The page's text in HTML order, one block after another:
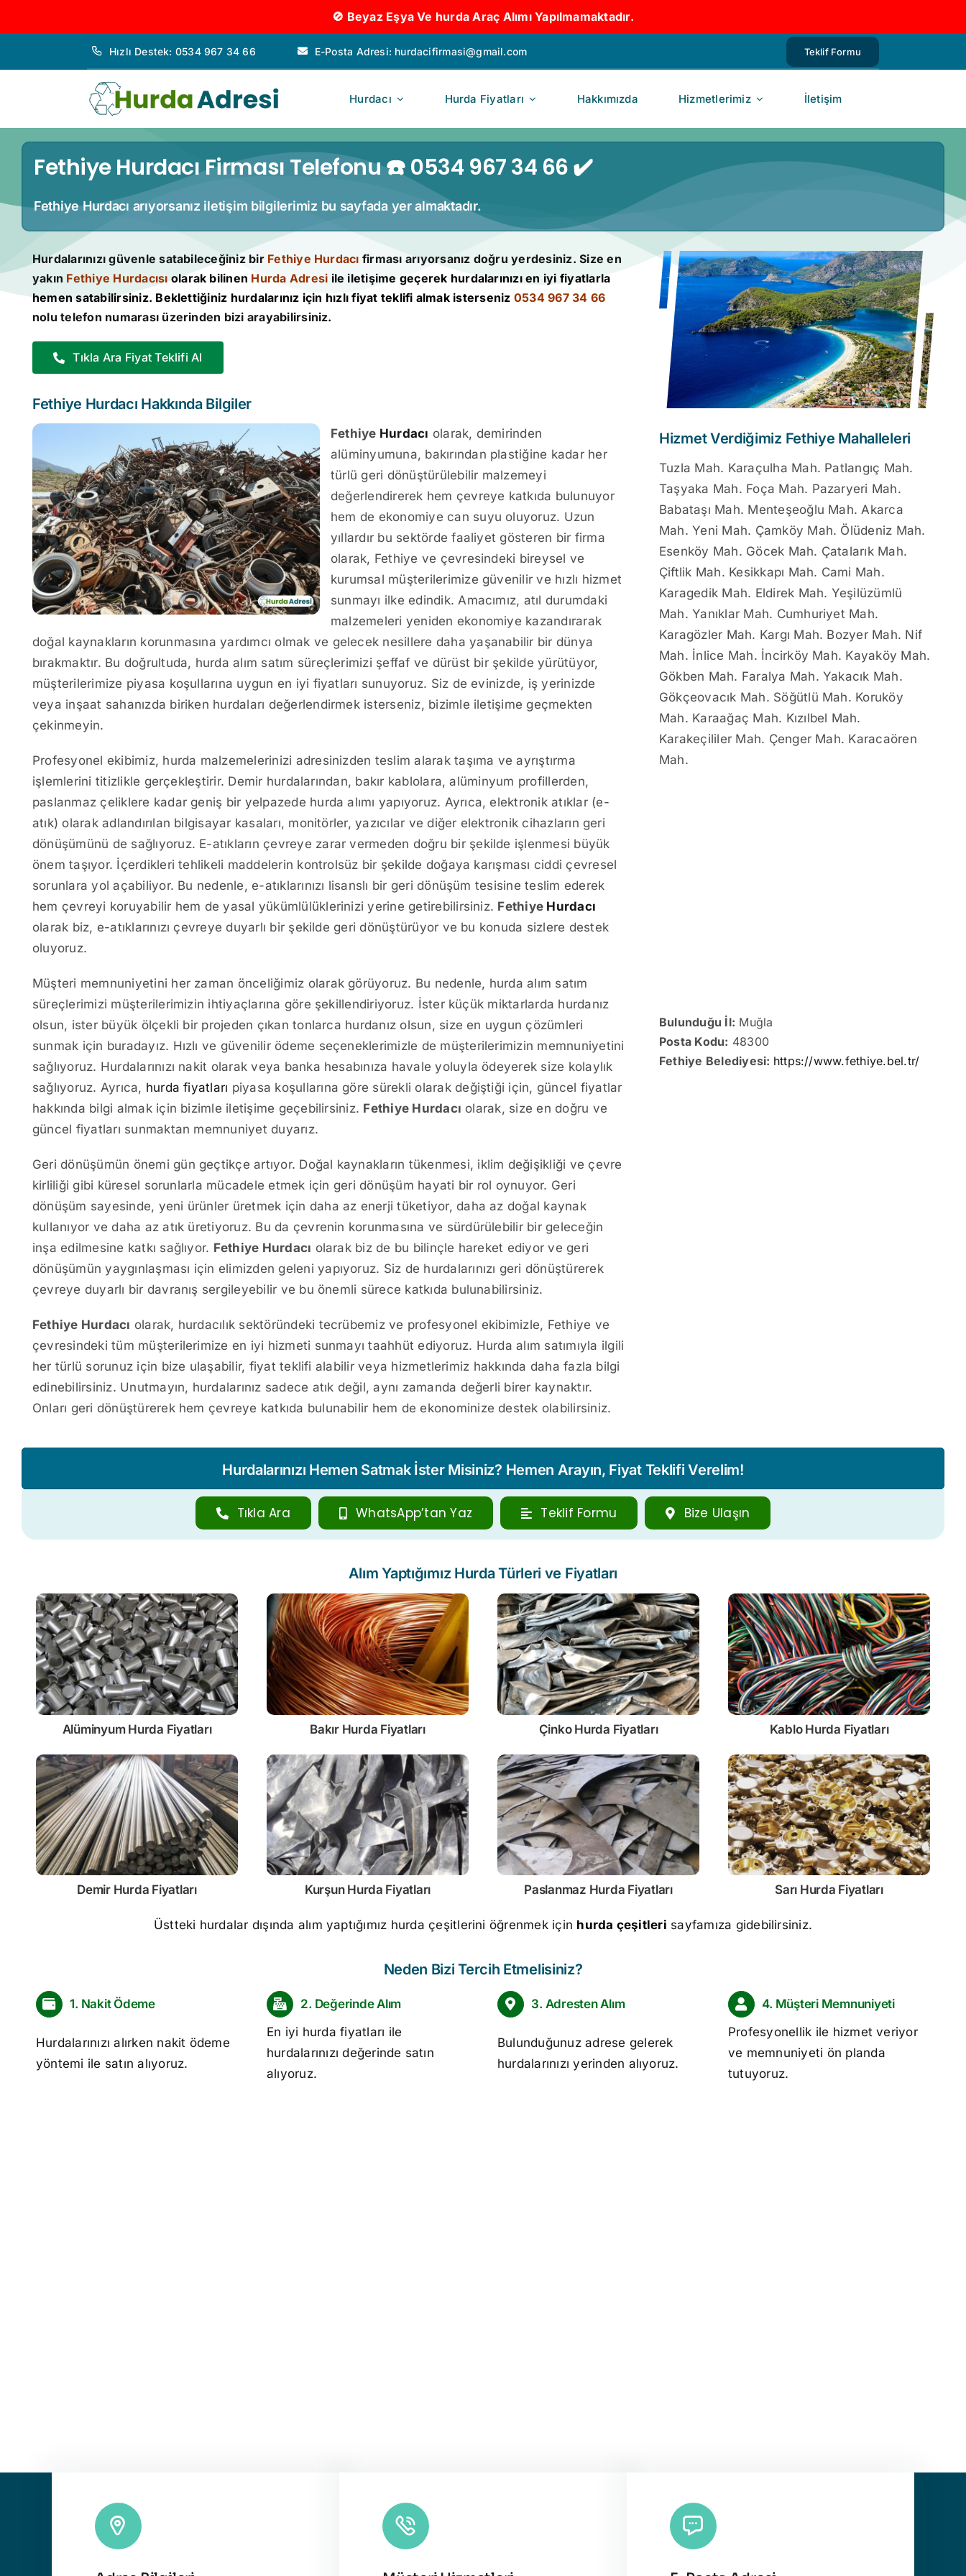
🚫 Beyaz Eşya Ve hurda Araç Alımı Yapılmamaktadır.
Hızlı Destek: 0534 967 34 66 E-Posta Adresi: hurdacifirmasi@gmail.com Teklif Formu
Hurdacı Hurda Fiyatları Hakkımızda Hizmetlerimiz İletişim
Fethiye Hurdacı Firması Telefonu ☎️ 0534 967 34 66 ✔️
Fethiye Hurdacı arıyorsanız iletişim bilgilerimiz bu sayfada yer almaktadır.
Hurdalarınızı güvenle satabileceğiniz bir Fethiye Hurdacı firması arıyorsanız doğru yerdesiniz. Size en
yakın Fethiye Hurdacısı olarak bilinen Hurda Adresi ile iletişime geçerek hurdalarınızı en iyi fiyatlarla
hemen satabilirsiniz. Beklettiğiniz hurdalarınız için hızlı fiyat teklifi almak isterseniz 0534 967 34 66
nolu telefon numarası üzerinden bizi arayabilirsiniz.
Tıkla Ara Fiyat Teklifi Al
Fethiye Hurdacı Hakkında Bilgiler
Fethiye Hurdacı olarak, demirinden
alüminyumuna, bakırından plastiğine kadar her
türlü geri dönüştürülebilir malzemeyi
değerlendirerek hem çevreye katkıda bulunuyor
hem de ekonomiye can suyu oluyoruz. Uzun
yıllardır bu sektörde faaliyet gösteren bir firma
olarak, Fethiye ve çevresindeki bireysel ve
kurumsal müşterilerimize güvenilir ve hızlı hizmet
sunmayı ilke edindik. Amacımız, atıl durumdaki
malzemeleri yeniden ekonomiye kazandırarak
doğal kaynakların korunmasına yardımcı olmak ve gelecek nesillere daha yaşanabilir bir dünya
bırakmaktır. Bu doğrultuda, hurda alım satım süreçlerimizi şeffaf ve dürüst bir şekilde yürütüyor,
müşterilerimize piyasa koşullarına uygun en iyi fiyatları sunuyoruz. Siz de evinizde, iş yerinizde
veya inşaat sahanızda biriken hurdaları değerlendirmek isterseniz, bizimle iletişime geçmekten
çekinmeyin.
Profesyonel ekibimiz, hurda malzemelerinizi adresinizden teslim alarak taşıma ve ayrıştırma
işlemlerini titizlikle gerçekleştirir. Demir hurdalarından, bakır kablolara, alüminyum profillerden,
paslanmaz çeliklere kadar geniş bir yelpazede hurda alımı yapıyoruz. Ayrıca, elektronik atıklar (e-
atık) olarak adlandırılan bilgisayar kasaları, monitörler, yazıcılar ve diğer elektronik cihazların geri
dönüşümünü de sağlıyoruz. E-atıkların çevreye zarar vermeden doğru bir şekilde işlenmesi büyük
önem taşıyor. İçerdikleri tehlikeli maddelerin kontrolsüz bir şekilde doğaya karışması ciddi çevresel
sorunlara yol açabiliyor. Bu nedenle, e-atıklarınızı lisanslı bir geri dönüşüm tesisine teslim ederek
hem çevreyi koruyabilir hem de yasal yükümlülüklerinizi yerine getirebilirsiniz. Fethiye Hurdacı
olarak biz, e-atıklarınızı çevreye duyarlı bir şekilde geri dönüştürüyor ve bu konuda sizlere destek
oluyoruz.
Müşteri memnuniyetini her zaman önceliğimiz olarak görüyoruz. Bu nedenle, hurda alım satım
süreçlerimizi müşterilerimizin ihtiyaçlarına göre şekillendiriyoruz. İster küçük miktarlarda hurdanız
olsun, ister büyük ölçekli bir projeden çıkan tonlarca hurdanız olsun, size en uygun çözümleri
sunmak için buradayız. Hızlı ve güvenilir ödeme seçeneklerimizle de müşterilerimizin memnuniyetini
sağlıyoruz. Hurdalarınızı nakit olarak veya banka hesabınıza havale yoluyla ödeyerek size kolaylık
sağlıyoruz. Ayrıca, hurda fiyatları piyasa koşullarına göre sürekli olarak değiştiği için, güncel fiyatlar
hakkında bilgi almak için bizimle iletişime geçebilirsiniz. Fethiye Hurdacı olarak, size en doğru ve
güncel fiyatları sunmaktan memnuniyet duyarız.
Geri dönüşümün önemi gün geçtikçe artıyor. Doğal kaynakların tükenmesi, iklim değişikliği ve çevre
kirliliği gibi küresel sorunlarla mücadele etmek için geri dönüşüm hayati bir rol oynuyor. Geri
dönüşüm sayesinde, yeni ürünler üretmek için daha az enerji tüketiyor, daha az doğal kaynak
kullanıyor ve daha az atık üretiyoruz. Bu da çevrenin korunmasına ve sürdürülebilir bir geleceğin
inşa edilmesine katkı sağlıyor. Fethiye Hurdacı olarak biz de bu bilinçle hareket ediyor ve geri
dönüşümün yaygınlaşması için elimizden geleni yapıyoruz. Siz de hurdalarınızı geri dönüştürerek
çevreye duyarlı bir davranış sergileyebilir ve bu önemli sürece katkıda bulunabilirsiniz.
Fethiye Hurdacı olarak, hurdacılık sektöründeki tecrübemiz ve profesyonel ekibimizle, Fethiye ve
çevresindeki tüm müşterilerimize en iyi hizmeti sunmayı taahhüt ediyoruz. Hurda alım satımıyla ilgili
her türlü sorunuz için bize ulaşabilir, fiyat teklifi alabilir veya hizmetlerimiz hakkında daha fazla bilgi
edinebilirsiniz. Unutmayın, hurdalarınız sadece atık değil, aynı zamanda değerli birer kaynaktır.
Onları geri dönüştürerek hem çevreye katkıda bulunabilir hem de ekonominize destek olabilirsiniz.
Hizmet Verdiğimiz Fethiye Mahalleleri
Tuzla Mah. Karaçulha Mah. Patlangıç Mah.
Taşyaka Mah. Foça Mah. Pazaryeri Mah.
Babataşı Mah. Menteşeoğlu Mah. Akarca
Mah. Yeni Mah. Çamköy Mah. Ölüdeniz Mah.
Esenköy Mah. Göcek Mah. Çatalarık Mah.
Çiftlik Mah. Kesikkapı Mah. Cami Mah.
Karagedik Mah. Eldirek Mah. Yeşilüzümlü
Mah. Yanıklar Mah. Cumhuriyet Mah.
Karagözler Mah. Kargı Mah. Bozyer Mah. Nif
Mah. İnlice Mah. İncirköy Mah. Kayaköy Mah.
Gökben Mah. Faralya Mah. Yakacık Mah.
Gökçeovacık Mah. Söğütlü Mah. Koruköy
Mah. Karaağaç Mah. Kızılbel Mah.
Karakeçililer Mah. Çenger Mah. Karacaören
Mah.
Bulunduğu İl: Muğla
Posta Kodu: 48300
Fethiye Belediyesi: https://www.fethiye.bel.tr/
Hurdalarınızı Hemen Satmak İster Misiniz? Hemen Arayın, Fiyat Teklifi Verelim!
Tıkla Ara WhatsApp’tan Yaz Teklif Formu Bize Ulaşın
Alım Yaptığımız Hurda Türleri ve Fiyatları
Alüminyum Hurda Fiyatları Bakır Hurda Fiyatları Çinko Hurda Fiyatları Kablo Hurda Fiyatları
Demir Hurda Fiyatları Kurşun Hurda Fiyatları Paslanmaz Hurda Fiyatları Sarı Hurda Fiyatları
Üstteki hurdalar dışında alım yaptığımız hurda çeşitlerini öğrenmek için hurda çeşitleri sayfamıza gidebilirsiniz.
Neden Bizi Tercih Etmelisiniz?
1. Nakit Ödeme
Hurdalarınızı alırken nakit ödeme
yöntemi ile satın alıyoruz.
2. Değerinde Alım
En iyi hurda fiyatları ile
hurdalarınızı değerinde satın
alıyoruz.
3. Adresten Alım
Bulunduğunuz adrese gelerek
hurdalarınızı yerinden alıyoruz.
4. Müşteri Memnuniyeti
Profesyonellik ile hizmet veriyor
ve memnuniyeti ön planda
tutuyoruz.